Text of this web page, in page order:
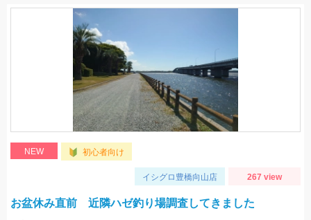
NEW 初心者向け
イシグロ豊橋向山店 267 view
お盆休み直前 近隣ハゼ釣り場調査してきました